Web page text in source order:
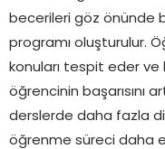
becerileri göz önünde
programı oluşturulur.
konuları tespit eder
öğrencinin başarısını
derslerde daha fazla
öğrenme süreci daha